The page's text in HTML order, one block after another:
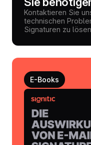
Kontaktieren Sie
technischen
Signaturen zu
E-Books